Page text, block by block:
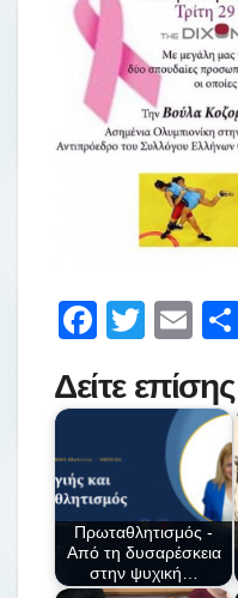
F
c
b
o
o
k
T
tt
er
E
ail
Δείτε επίσης
Πρωταθλητισμός -
Από τη δυσαρέσκεια
στην ψυχική…